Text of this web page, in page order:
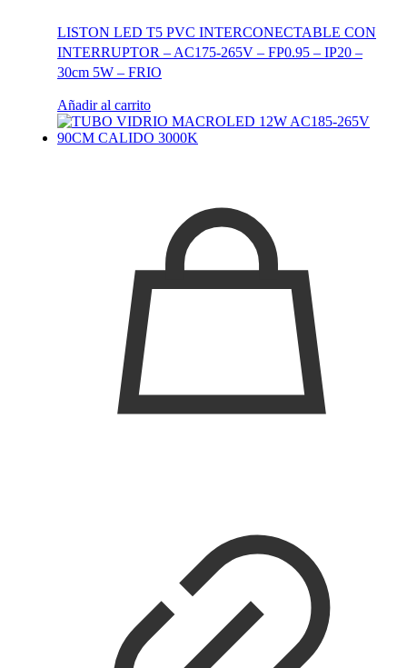
LISTON LED T5 PVC INTERCONECTABLE CON
INTERRUPTOR – AC175-265V – FP0.95 – IP20 –
30cm 5W – FRIO
Añadir al carrito